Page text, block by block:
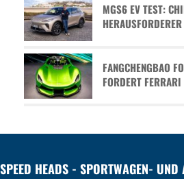
MGS6 EV TEST:
FANGCHENGBAO
FORDERT
SPEED HEADS - SPORTWAGEN-